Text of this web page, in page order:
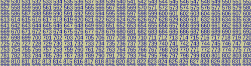
529 530 531 532 533 534 535 536 537 538 539 540 541 542 543 544 545 546 547 548 549 550 551
557 558 559 560 561 562 563 564 565 566 567 568 569 570 571 572 573 574 575 576 577 578 579
585 586 587 588 589 590 591 592 593 594 595 596 597 598 599 600 601 602 603 604 605 606 607
613 614 615 616 617 618 619 620 621 622 623 624 625 626 627 628 629 630 631 632 633 634 635
641 642 643 644 645 646 647 648 649 650 651 652 653 654 655 656 657 658 659 660 661 662 663
669 670 671 672 673 674 675 676 677 678 679 680 681 682 683 684 685 686 687 688 689 690 691
697 698 699 700 701 702 703 704 705 706 707 708 709 710 711 712 713 714 715 716 717 718 719 720
725 726 727 728 729 730 731 732 733 734 735 736 737 738 739 740 741 742 743 744 745 746 747
753 754 755 756 757 758 759 760 761 762 763 764 765 766 767 768 769 770 771 772 773 774 775
781 782 783 784 785 786 787 788 789 790 791 792 793 794 795 796 797 798 799 800 801 802 803
809 810 811 812 813 814 815 816 817 818 819 820 821 822 823 824 825 826 827 828 829 830 831 832